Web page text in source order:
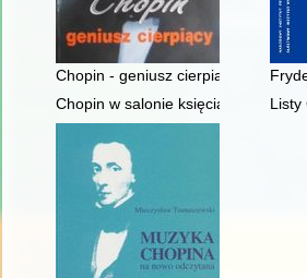
Chopin - geniusz cierpiący
Chopin w salonie księcia Antoniego
Listy